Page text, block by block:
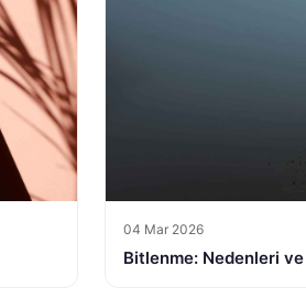
04 Mar 2026
Bitlenme: Nedenleri